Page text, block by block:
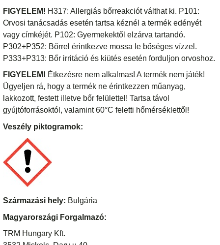
FIGYELEM! H317: Allergiás bőrreakciót válthat ki. P101:
Orvosi tanácsadás esetén tartsa kéznél a termék edényét
vagy címkéjét. P102: Gyermekektől elzárva tartandó.
P302+P352: Bőrrel érintkezve mossa le bőséges vízzel.
P333+P313: Bőr irritáció és kiütés esetén forduljon orvoshoz.
FIGYELEM! Étkezésre nem alkalmas! A termék nem játék!
Ügyeljen rá, hogy a termék ne érintkezzen műanyag,
lakkozott, festett illetve bőr felülettel! Tartsa távol
gyújtóforrásoktól, valamint 60°C feletti hőmérséklettől!
Veszély piktogramok:
Származási hely: Bulgária
Magyarországi Forgalmazó:
TRM Hungary Kft.